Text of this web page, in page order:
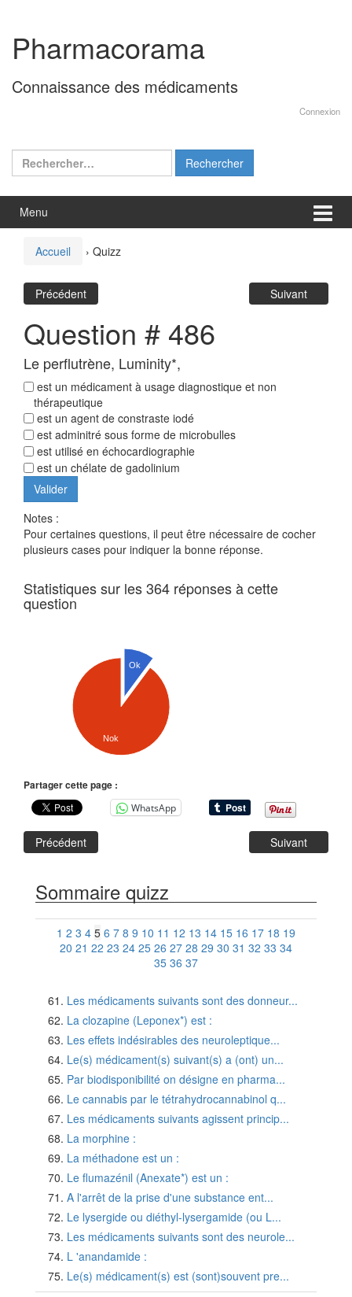
contenu
menu
principal
Pharmacorama
Connaissance des médicaments
Connexion
Rechercher :
Menu
Accueil › Quizz
Précédent Suivant
Question # 486
Le perflutrène, Luminity*,
est un médicament à usage diagnostique et non
thérapeutique
est un agent de constraste iodé
est adminitré sous forme de microbulles
est utilisé en échocardiographie
est un chélate de gadolinium
Notes :
Pour certaines questions, il peut être nécessaire de cocher
plusieurs cases pour indiquer la bonne réponse.
Statistiques sur les 364 réponses à cette
question
Ok
Nok
Partager cette page :
WhatsApp
Précédent Suivant
Sommaire quizz
1 2 3 4 5 6 7 8 9 10 11 12 13 14 15 16 17 18 19
20 21 22 23 24 25 26 27 28 29 30 31 32 33 34
35 36 37
Les médicaments suivants sont des donneur...
La clozapine (Leponex*) est :
Les effets indésirables des neuroleptique...
Le(s) médicament(s) suivant(s) a (ont) un...
Par biodisponibilité on désigne en pharma...
Le cannabis par le tétrahydrocannabinol q...
Les médicaments suivants agissent princip...
La morphine :
La méthadone est un :
Le flumazénil (Anexate*) est un :
A l'arrêt de la prise d'une substance ent...
Le lysergide ou diéthyl-lysergamide (ou L...
Les médicaments suivants sont des neurole...
L 'anandamide :
Le(s) médicament(s) est (sont)souvent pre...